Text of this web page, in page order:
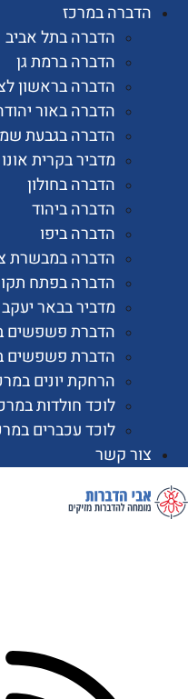
במרכז
הדברה בתל אביב
הדברה ברמת גן
הדברה בראשון לציון
הדברה באור יהודה
הדברה בגבעת שמואל
מדביר בקרית אונו
הדברה בחולון
הדברה ביהוד
הדברה ביפו
הדברה במבשרת ציון
הדברה בפתח תקווה
מדביר בבאר יעקב
הדברת פשפשים ברמת גן
הדברת פשפשים בתל אביב
הרחקת יונים במרכז
לוכד חולדות במרכז
לוכד עכברים במרכז